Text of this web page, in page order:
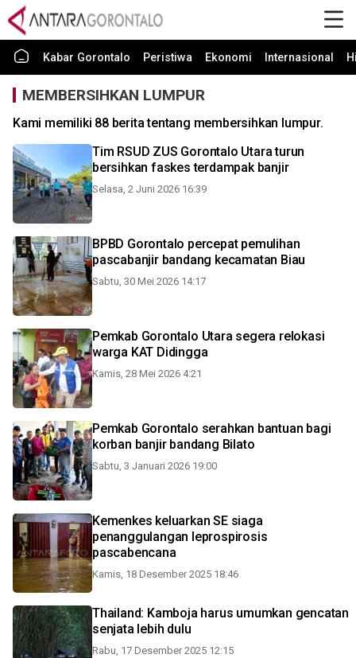
Kabar Gorontalo Peristiwa Ekonomi Internasional
MEMBERSIHKAN LUMPUR
Kami memiliki 88 berita tentang membersihkan lumpur.
Tim RSUD ZUS Gorontalo Utara turun
bersihkan faskes terdampak banjir
Selasa, 2 Juni 2026 16:39
BPBD Gorontalo percepat pemulihan
pascabanjir bandang kecamatan Biau
Sabtu, 30 Mei 2026 14:17
Pemkab Gorontalo Utara segera relokasi
warga KAT Didingga
Kamis, 28 Mei 2026 4:21
Pemkab Gorontalo serahkan bantuan bagi
korban banjir bandang Bilato
Sabtu, 3 Januari 2026 19:00
Kemenkes keluarkan SE siaga
penanggulangan leprospirosis
pascabencana
Kamis, 18 Desember 2025 18:46
Thailand: Kamboja harus umumkan gencatan
senjata lebih dulu
Rabu, 17 Desember 2025 12:15